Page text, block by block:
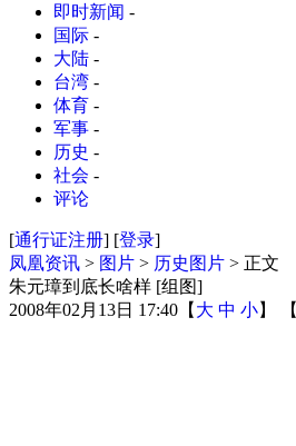
即时新闻 -
国际 -
大陆 -
台湾 -
体育 -
军事 -
历史 -
社会 -
评论
[通行证注册] [登录]
凤凰资讯 > 图片 > 历史图片 > 正文
朱元璋到底长啥样 [组图]
2008年02月13日 17:40 【 大 中 小】 【